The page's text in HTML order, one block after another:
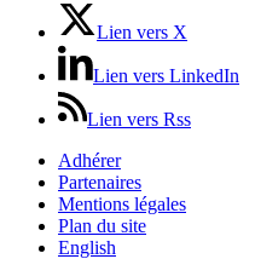
Lien vers X
Lien vers LinkedIn
Lien vers Rss
Adhérer
Partenaires
Mentions légales
Plan du site
English